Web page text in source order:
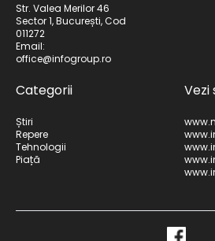
Str. Valea Merilor 46
Sector 1, București, Cod
011272
Email:
office@infogroup.ro
Categorii
Știri
Repere
Tehnologii
Piață
Vezi